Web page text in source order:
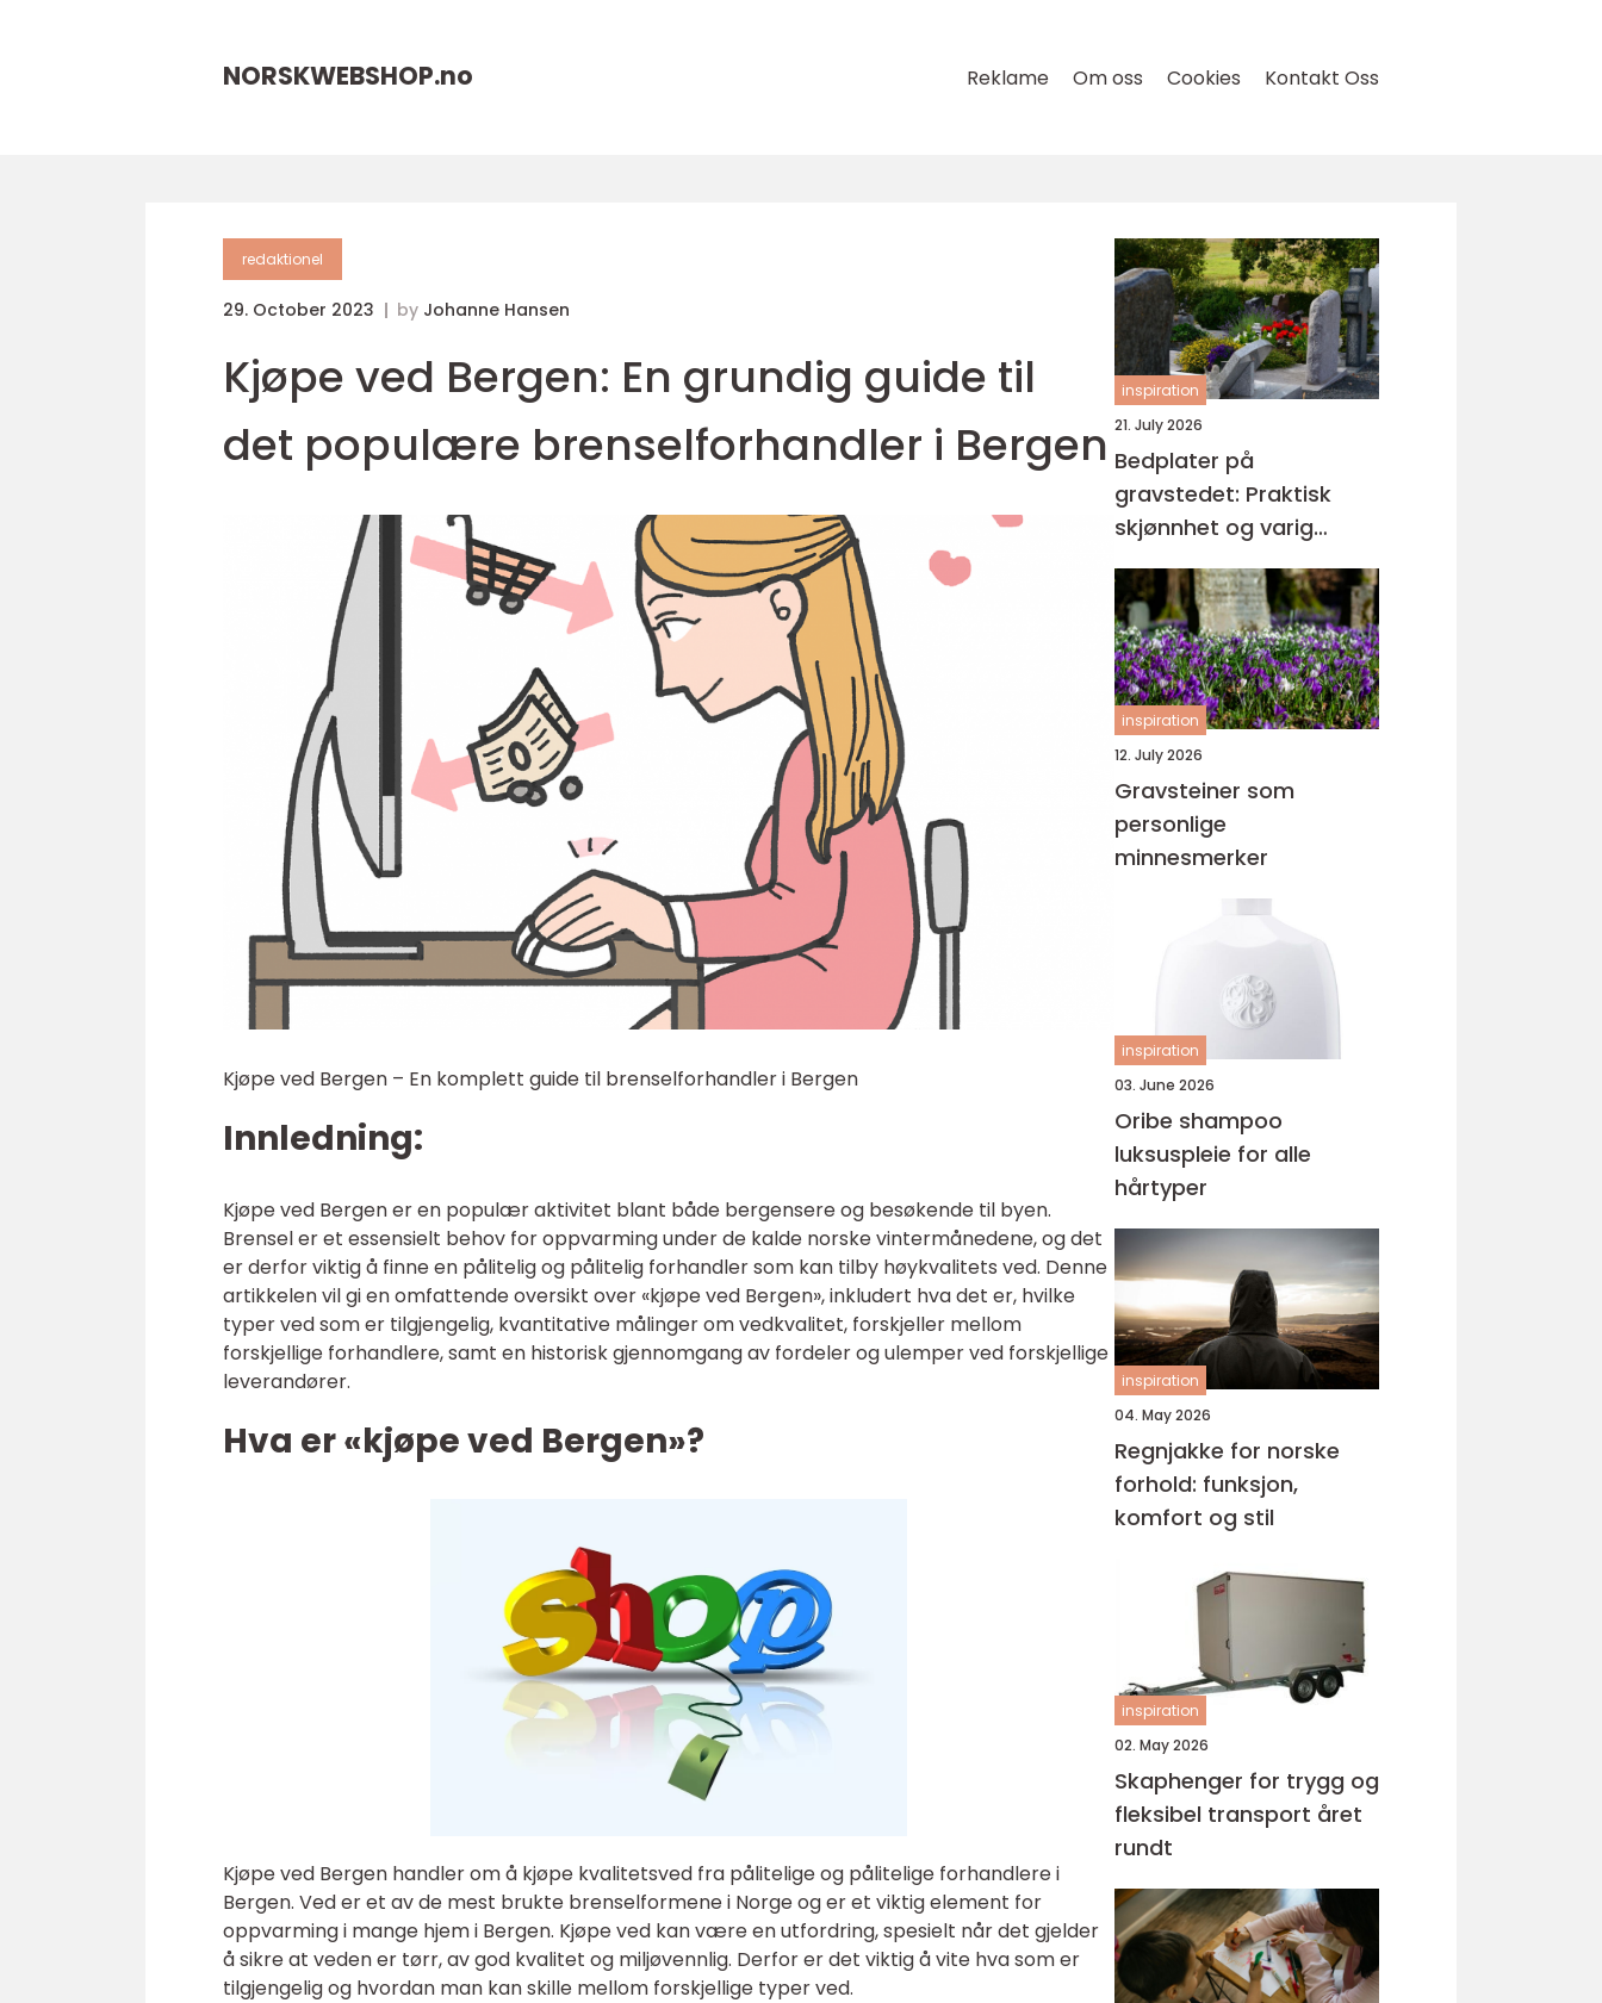
NORSKWEBSHOP.no Reklame Om oss Cookies Kontakt Oss
redaktionel
29. October 2023 by Johanne Hansen
Kjøpe ved Bergen: En grundig guide til
det populære brenselforhandler i Bergen
Kjøpe ved Bergen – En komplett guide til brenselforhandler i Bergen
Innledning:
Kjøpe ved Bergen er en populær aktivitet blant både bergensere og besøkende til byen.
Brensel er et essensielt behov for oppvarming under de kalde norske vintermånedene, og det
er derfor viktig å finne en pålitelig og pålitelig forhandler som kan tilby høykvalitets ved. Denne
artikkelen vil gi en omfattende oversikt over «kjøpe ved Bergen», inkludert hva det er, hvilke
typer ved som er tilgjengelig, kvantitative målinger om vedkvalitet, forskjeller mellom
forskjellige forhandlere, samt en historisk gjennomgang av fordeler og ulemper ved forskjellige
leverandører.
Hva er «kjøpe ved Bergen»?
Kjøpe ved Bergen handler om å kjøpe kvalitetsved fra pålitelige og pålitelige forhandlere i
Bergen. Ved er et av de mest brukte brenselformene i Norge og er et viktig element for
oppvarming i mange hjem i Bergen. Kjøpe ved kan være en utfordring, spesielt når det gjelder
å sikre at veden er tørr, av god kvalitet og miljøvennlig. Derfor er det viktig å vite hva som er
tilgjengelig og hvordan man kan skille mellom forskjellige typer ved.
inspiration
21. July 2026
Bedplater på
gravstedet: Praktisk
skjønnhet og varig
orden
inspiration
12. July 2026
Gravsteiner som
personlige
minnesmerker
inspiration
03. June 2026
Oribe shampoo
luksuspleie for alle
hårtyper
inspiration
04. May 2026
Regnjakke for norske
forhold: funksjon,
komfort og stil
inspiration
02. May 2026
Skaphenger for trygg og
fleksibel transport året
rundt